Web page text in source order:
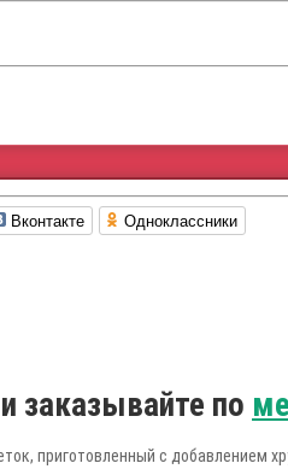
Вконтакте Одноклассники
заказывайте по
приготовленный с добавлением